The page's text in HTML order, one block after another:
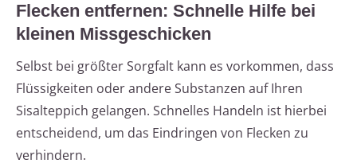
Flecken entfernen: Schnelle Hilfe bei
kleinen Missgeschicken
Selbst bei größter Sorgfalt kann es vorkommen, dass
Flüssigkeiten oder andere Substanzen auf Ihren
Sisalteppich gelangen. Schnelles Handeln ist hierbei
entscheidend, um das Eindringen von Flecken zu
verhindern.